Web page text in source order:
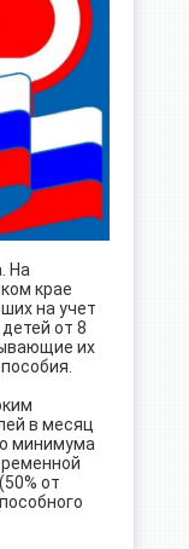
На
крае
на учет
от 8
их
в месяц
минимума
от